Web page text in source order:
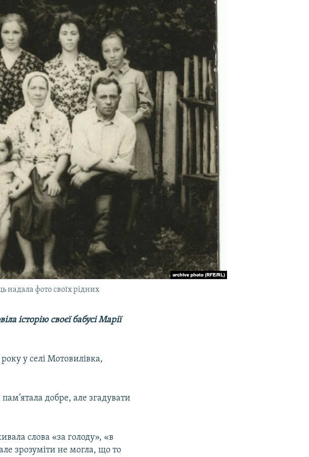
надала фото своїх рідних
історію своєї бабусі Марії
у селі Мотовилівка,
добре, але згадувати
слова «за голоду», «в
зрозуміти не могла, що то